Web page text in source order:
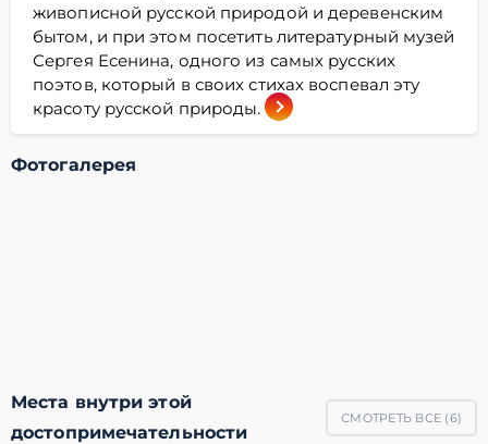
живописной русской природой и деревенским
бытом, и при этом посетить литературный музей
Сергея Есенина, одного из самых русских
поэтов, который в своих стихах воспевал эту
красоту русской природы.
Фотогалерея
Места внутри этой
достопримечательности
СМОТРЕТЬ ВСЕ (6)